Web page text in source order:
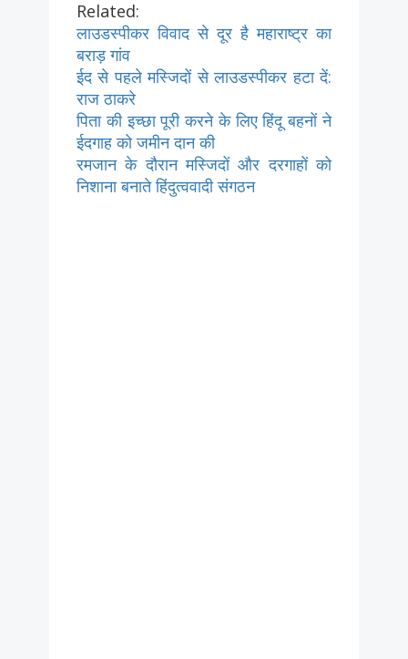
Related:
लाउडस्पीकर विवाद से दूर है महाराष्ट्र का
बराड़ गांव
ईद से पहले मस्जिदों से लाउडस्पीकर हटा दें:
राज ठाकरे
पिता की इच्छा पूरी करने के लिए हिंदू बहनों ने
ईदगाह को जमीन दान की
रमजान के दौरान मस्जिदों और दरगाहों को
निशाना बनाते हिंदुत्ववादी संगठन